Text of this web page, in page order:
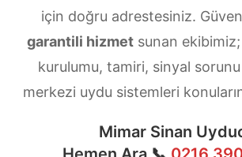
için doğru adrestesiniz.
garantili hizmet sunan
kurulumu, tamiri, sinyal
merkezi uydu sistemleri
Mimar Sinan